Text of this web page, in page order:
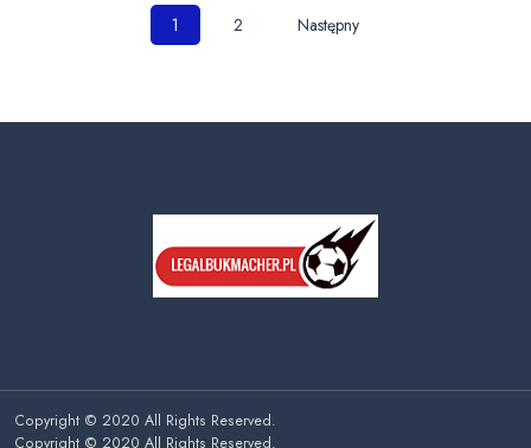
Nawigacja
1 2 Następny
Copyright © 2020 All Rights Reserved.
Copyright © 2020 All Rights Reserved.